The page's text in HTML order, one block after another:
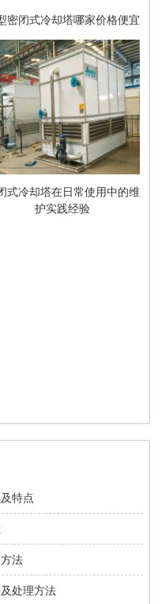
密闭式冷却塔哪家价格便宜
式冷却塔在日常使用中的维
护实践经验
特点
法
处理方法